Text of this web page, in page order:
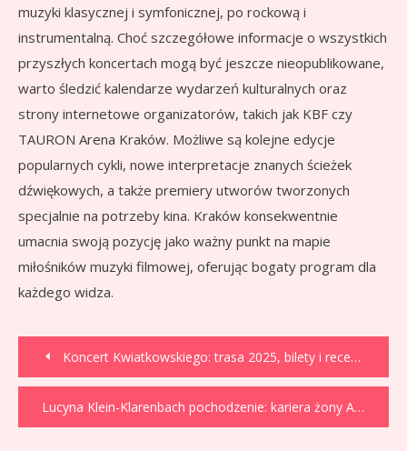
muzyki klasycznej i symfonicznej, po rockową i
instrumentalną. Choć szczegółowe informacje o wszystkich
przyszłych koncertach mogą być jeszcze nieopublikowane,
warto śledzić kalendarze wydarzeń kulturalnych oraz
strony internetowe organizatorów, takich jak KBF czy
TAURON Arena Kraków. Możliwe są kolejne edycje
popularnych cykli, nowe interpretacje znanych ścieżek
dźwiękowych, a także premiery utworów tworzonych
specjalnie na potrzeby kina. Kraków konsekwentnie
umacnia swoją pozycję jako ważny punkt na mapie
miłośników muzyki filmowej, oferując bogaty program dla
każdego widza.
Nawigacja
wpisu
Koncert Kwiatkowskiego: trasa 2025, bilety i recenzje
Lucyna Klein-Klarenbach pochodzenie: kariera żony Adriana